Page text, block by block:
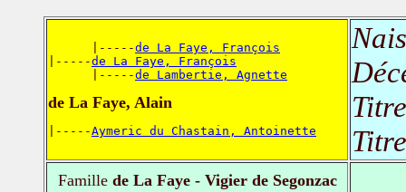
      |-----
de La Faye, François
|-----de La Faye, François
      |-----
de Lambertie, Agnette
de La Faye, Alain
|-----Aymeric du Chastain, Antoinette
Famillede La Faye - Vigier de Segonzac